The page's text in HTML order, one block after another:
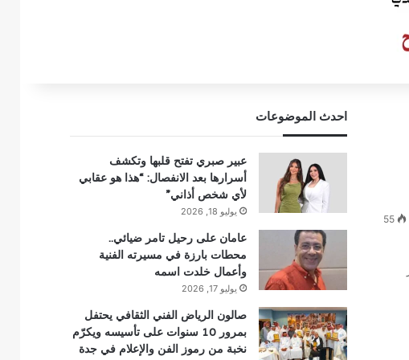
55
احدث الموضوعات
عبير صبري تفتح قلبها وتكشف
أسرارها بعد الانفصال: “هذا هو عقابي
لأي شخص أذاني”
يوليو 18, 2026
عامان على رحيل تامر ضيائي..
محطات بارزة في مسيرته الفنية
وأعمال خلدت اسمه
يوليو 17, 2026
صالون الرياض الفني الثقافي يحتفل
بمرور 10 سنوات على تأسيسه ويكرّم
نخبة من رموز الفن والإعلام في جدة